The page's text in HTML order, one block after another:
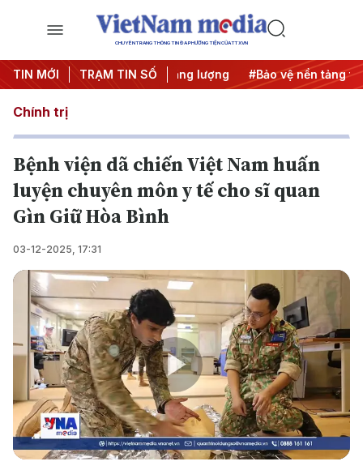
CHUYÊN TRANG THÔNG TIN ĐA PHƯƠNG TIỆN CỦA TTXVN
TIN MỚI TRẠM TIN SỐ
Đông #An ninh năng lượng #Bảo vệ nền tảng tư
Chính trị
Bệnh viện dã chiến Việt Nam huấn
luyện chuyên môn y tế cho sĩ quan
Gìn Giữ Hòa Bình
03-12-2025, 17:31
Play
Video